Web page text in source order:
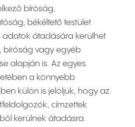
bíróság,
békéltető testület
adatok átadására kerülhet
bíróság vagy egyéb
alapján is. Az egyes
a könnyebb
külön is jelöljük, hogy az
címzettek
kerülnek átadásra.